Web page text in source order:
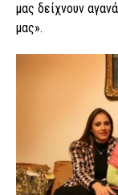
μας δείχνουν
μας».